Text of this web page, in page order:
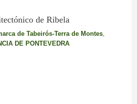
de Ribela
de Tabeirós-Terra de Montes,
DE PONTEVEDRA